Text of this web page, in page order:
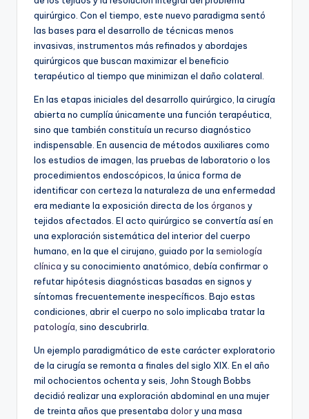
quirúrgico. Con el tiempo, este nuevo paradigma sentó
las bases para el desarrollo de técnicas menos
invasivas, instrumentos más refinados y abordajes
quirúrgicos que buscan maximizar el beneficio
terapéutico al tiempo que minimizan el daño colateral.
En las etapas iniciales del desarrollo quirúrgico, la cirugía
abierta no cumplía únicamente una función terapéutica,
sino que también constituía un recurso diagnóstico
indispensable. En ausencia de métodos auxiliares como
los estudios de imagen, las pruebas de laboratorio o los
procedimientos endoscópicos, la única forma de
identificar con certeza la naturaleza de una enfermedad
era mediante la exposición directa de los órganos y
tejidos afectados. El acto quirúrgico se convertía así en
una exploración sistemática del interior del cuerpo
humano, en la que el cirujano, guiado por la semiología
clínica y su conocimiento anatómico, debía confirmar o
refutar hipótesis diagnósticas basadas en signos y
síntomas frecuentemente inespecíficos. Bajo estas
condiciones, abrir el cuerpo no solo implicaba tratar la
patología , sino descubrirla.
Un ejemplo paradigmático de este carácter exploratorio
de la cirugía se remonta a finales del siglo XIX. En el año
mil ochocientos ochenta y seis, John Stough Bobbs
decidió realizar una exploración abdominal en una mujer
de treinta años que presentaba dolory una masa